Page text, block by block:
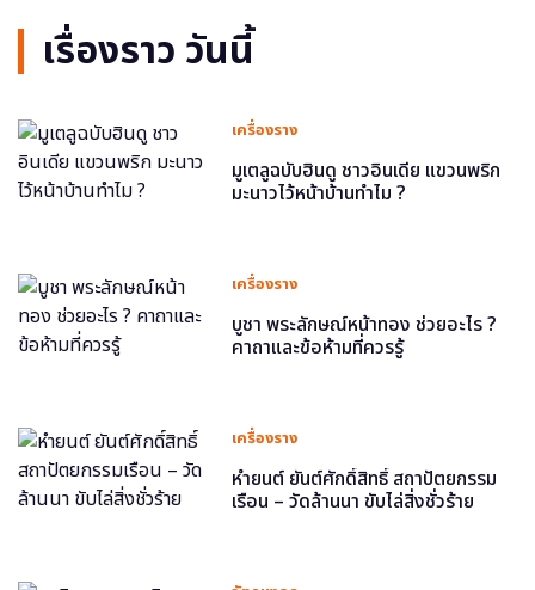
เรื่องราว วันนี้
เครื่องราง
มูเตลูฉบับฮินดู ชาวอินเดีย แขวนพริก
มะนาวไว้หน้าบ้านทำไม ?
เครื่องราง
บูชา พระลักษณ์หน้าทอง ช่วยอะไร ?
คาถาและข้อห้ามที่ควรรู้
เครื่องราง
หำยนต์ ยันต์ศักดิ์สิทธิ์ สถาปัตยกรรม
เรือน – วัดล้านนา ขับไล่สิ่งชั่วร้าย